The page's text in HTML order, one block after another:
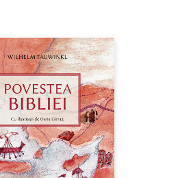
mărturiile nemijlocite ale atâtor părinți
întrețesute, ce aduc laolaltă familii și
ROBYN FIVUSH, Emory University
împletește cu înțelepciunea dobândită
carte, prin care Elaine Reese se
și educatorilor și tuturor celor
copiilor.“ — DAVID K.
University